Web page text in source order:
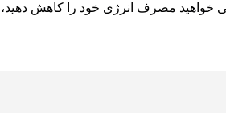
خواهید مصرف انرژی خود را کاهش